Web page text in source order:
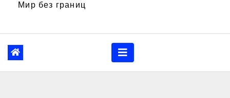
Мир без границ